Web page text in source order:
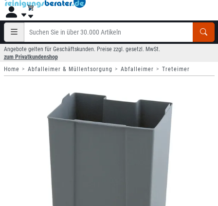
Angebote gelten für Geschäftskunden. Preise zzgl. gesetzl. MwSt.
zum Privatkundenshop
Home
Abfalleimer & Müllentsorgung Abfalleimer Treteimer